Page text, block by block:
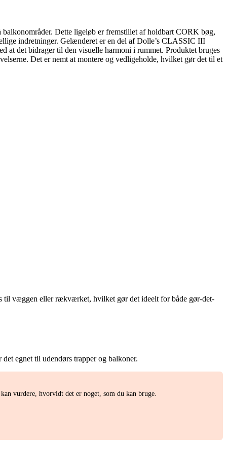
Dette ligeløb er fremstillet af holdbart CORK bøg,
indretninger. Gelænderet er en del af Dolle’s CLASSIC III
at det bidrager til den visuelle harmoni i rummet. Produktet bruges
Det er nemt at montere og vedligeholde, hvilket gør det til et
til væggen eller rækværket, hvilket gør det ideelt for både gør-det-
egnet til udendørs trapper og balkoner.
vurdere, hvorvidt det er noget, som du kan bruge.